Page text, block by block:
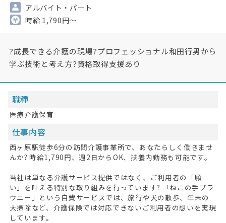
アルバイト・パート
時給 1,790円～
?成長できる介護の現場?プロフェッショナル和田行男から
学ぶ技術と考え方?資格取得支援あり
職種
医療介護保育
仕事内容
西ヶ原駅徒歩6分の訪問介護事業所で、あなたらしく働きませ
んか? 時給1,790円、週2日からOK、扶養内勤務も可能です。
当社は単なる介護サービス提供ではなく、ご利用者の「願
い」を叶える特別な取り組みを行っています? 「ねこの手ブラ
ウニー」という自費サービスでは、旅行や犬の散歩、年末の
大掃除など、介護保険では対応できないご利用者の想いを実現
しています。